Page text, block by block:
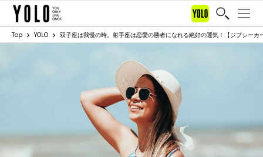
Top YOLO 双子座は我慢の時。射手座は恋愛の勝者になれる絶好の運気！【ジプシーカ